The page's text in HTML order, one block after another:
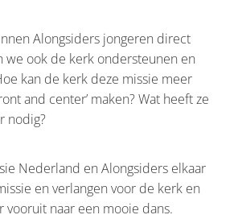
Alongsiders jongeren direct
we ook de kerk ondersteunen en
kan de kerk deze missie meer
and center’ maken? Wat heeft ze
nodig?
Nederland en Alongsiders elkaar
en verlangen voor de kerk en
vooruit naar een mooie dans.